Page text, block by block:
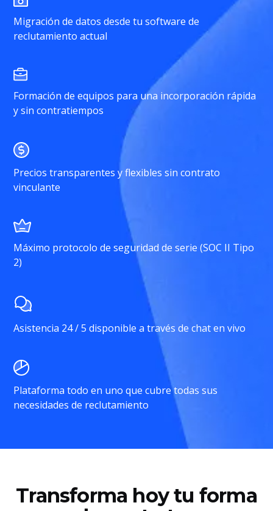
Migración de datos desde tu software de
reclutamiento actual
Formación de equipos para una incorporación rápida
y sin contratiempos
Precios transparentes y flexibles sin contrato
vinculante
Máximo protocolo de seguridad de serie (SOC II Tipo
2)
Asistencia 24 / 5 disponible a través de chat en vivo
Plataforma todo en uno que cubre todas sus
necesidades de reclutamiento
Transforma hoy tu forma